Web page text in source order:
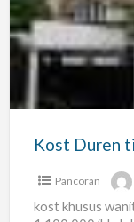
pejaten
Pancoran
kost khusus